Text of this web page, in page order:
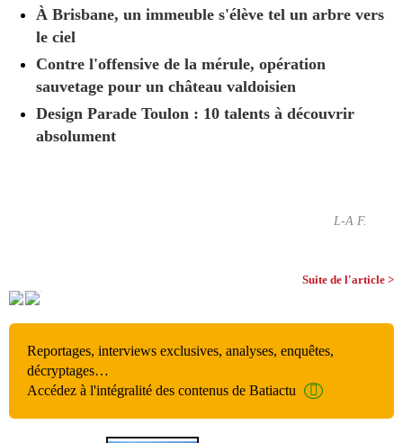
À Brisbane, un immeuble s'élève tel un arbre vers
le ciel
Contre l'offensive de la mérule, opération
sauvetage pour un château valdoisien
Design Parade Toulon : 10 talents à découvrir
absolument
L-A F.
Suite de l'article >
Reportages, interviews exclusives, analyses, enquêtes,
décryptages…
Accédez à l'intégralité des contenus de Batiactu